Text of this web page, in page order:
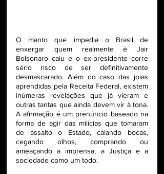
O manto que impedia o Brasil de
enxergar quem realmente é Jair
Bolsonaro caiu e o ex-presidente corre
sério risco de ser definitivamente
desmascarado. Além do caso das joias
aprendidas pela Receita Federal, existem
inúmeras revelações que já vieram e
outras tantas que ainda devem vir à tona.
A afirmação é um prenúncio baseado na
forma de agir das milícias que tomaram
de assalto o Estado, calando bocas,
cegando olhos, comprando ou
ameaçando a imprensa, a Justiça e a
sociedade como um todo.